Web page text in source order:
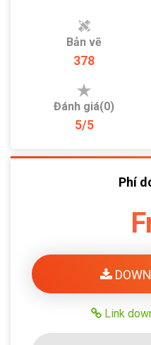
Bản vẽ
378
Đánh giá(0)
5/5
Phí
Link